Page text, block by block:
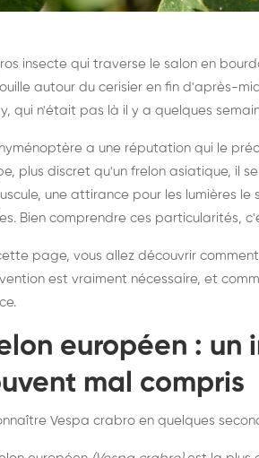
de nid de
asiatiques :
partout en
insecte qui traverse le salon en
autour du cerisier en fin d'après-
qui n'était pas là il y a quelques
a une réputation qui le
plus discret qu'un frelon asiatique, il
une attirance pour les lumières
Bien comprendre ces particularités,
page, vous allez découvrir
est vraiment nécessaire, et
européen : un
mal compris
Vespa crabro en quelques